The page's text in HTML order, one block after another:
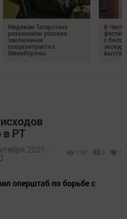
Медикам Татарстана
разъяснили условия
заключения
спецконтракта с
Минобороны
В
с
в РТ
2021 -
1181 0 1
оперштаб по борьбе с